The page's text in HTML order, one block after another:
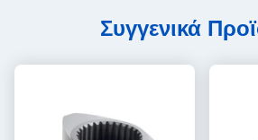
Συγγενικά